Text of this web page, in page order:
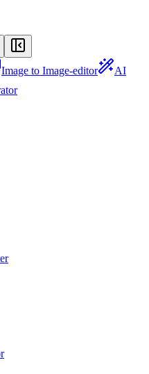
Image to Image-editor
AI